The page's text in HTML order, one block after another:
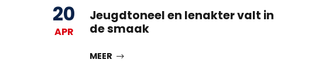
20
APR
Jeugdtoneel en Ienakter valt in
de smaak
MEER